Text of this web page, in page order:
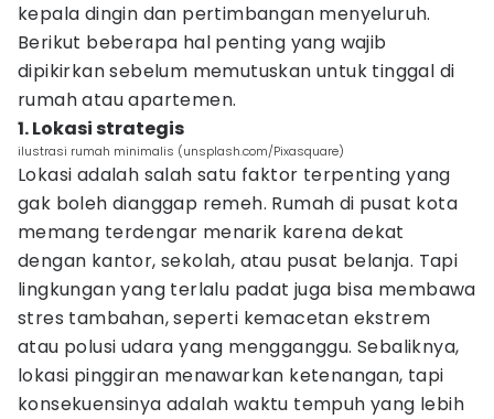
kepala dingin dan pertimbangan menyeluruh.
Berikut beberapa hal penting yang wajib
dipikirkan sebelum memutuskan untuk tinggal di
rumah atau apartemen.
1. Lokasi strategis
ilustrasi rumah minimalis (unsplash.com/Pixasquare)
Lokasi adalah salah satu faktor terpenting yang
gak boleh dianggap remeh. Rumah di pusat kota
memang terdengar menarik karena dekat
dengan kantor, sekolah, atau pusat belanja. Tapi
lingkungan yang terlalu padat juga bisa membawa
stres tambahan, seperti kemacetan ekstrem
atau polusi udara yang mengganggu. Sebaliknya,
lokasi pinggiran menawarkan ketenangan, tapi
konsekuensinya adalah waktu tempuh yang lebih